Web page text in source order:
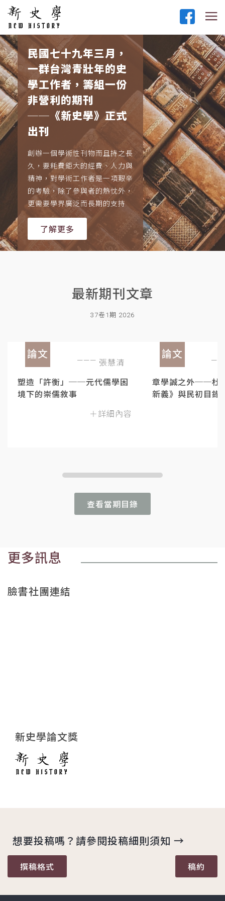
民國七十九年三月，
一群台灣青壯年的史
學工作者，籌組一份
非營利的期刊
──《新史學》正式
出刊
創辦一個學術性刊物而且持之長
久，要耗費鉅大的經費、人力與
精神，對學術工作者是一項艱辛
的考驗，除了參與者的熱忱外，
更需要學界廣泛而長期的支持
了解更多
最新期刊文章
37卷1期 2026
論文
張慧清
塑造「許衡」──元代儒學困
境下的崇儒敘事
＋詳細內容
論文
章學誠之外──杜
新義》與民初目錄
查看當期目錄
更多訊息
臉書社團連結
新史學論文獎
想要投稿嗎？請參閱投稿細則須知 →
撰稿格式 稿約